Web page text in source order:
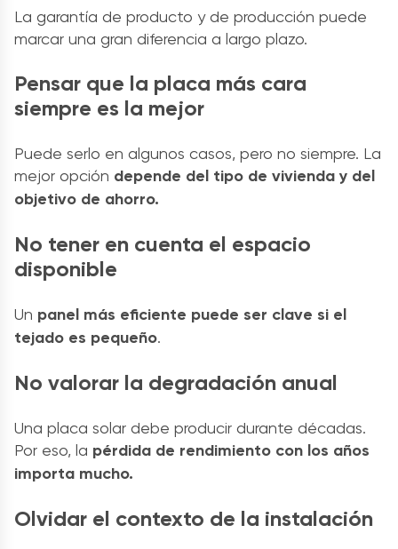
La garantía de producto y de producción puede
marcar una gran diferencia a largo plazo.
Pensar que la placa más cara
siempre es la mejor
Puede serlo en algunos casos, pero no siempre. La
mejor opción depende del tipo de vivienda y del
objetivo de ahorro.
No tener en cuenta el espacio
disponible
Un panel más eficiente puede ser clave si el
tejado es pequeño.
No valorar la degradación anual
Una placa solar debe producir durante décadas.
Por eso, la pérdida de rendimiento con los años
importa mucho.
Olvidar el contexto de la instalación